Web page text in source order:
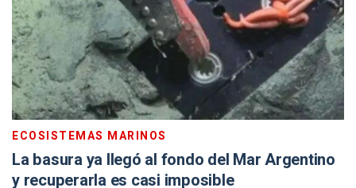
ECOSISTEMAS MARINOS
La basura ya llegó al fondo del Mar Argentino
y recuperarla es casi imposible